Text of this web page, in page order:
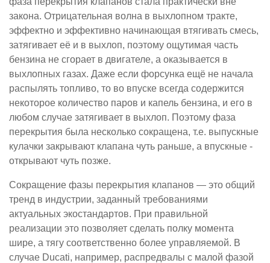
закона. Отрицательная волна в выхлопном тракте,
эффектно и эффективно начинающая втягивать смесь,
затягивает её и в выхлоп, поэтому ощутимая часть
бензина не сгорает в двигателе, а оказывается в
выхлопных газах. Даже если форсунка ещё не начала
распылять топливо, то во впуске всегда содержится
некоторое количество паров и капель бензина, и его в
любом случае затягивает в выхлоп. Поэтому фаза
перекрытия была несколько сокращена, т.е. выпускные
кулачки закрывают клапана чуть раньше, а впускные -
открывают чуть позже.
Сокращение фазы перекрытия клапанов — это общий
тренд в индустрии, заданный требованиями
актуальных экостандартов. При правильной
реализации это позволяет сделать полку момента
шире, а тягу соответственно более управляемой. В
случае Ducati, например, распредвалы с малой фазой